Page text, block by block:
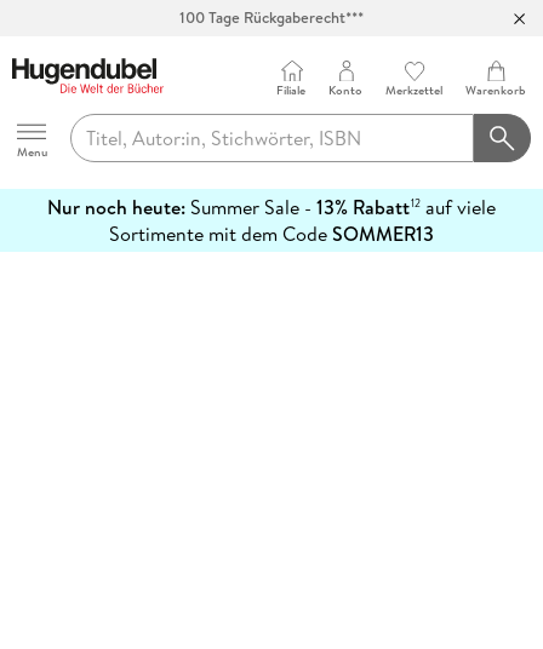
100 Tage Rückgaberecht***
Hugendubel
Menu
Filiale Konto Merkzettel Warenkorb
Nur noch heute: Summer Sale - 13% Rabatt12 auf viele
Sortimente mit dem CodeSOMMER13
erfahren